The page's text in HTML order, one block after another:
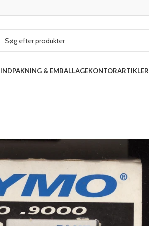
INDPAKNING & EMBALLAGEKONTORARTIKLER